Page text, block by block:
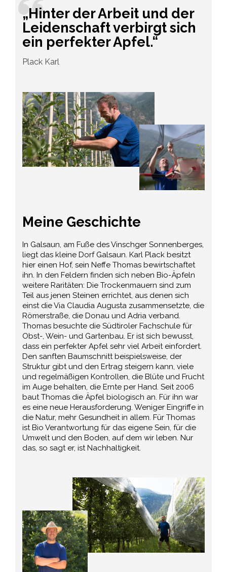
„Hinter der Arbeit und der
Leidenschaft verbirgt sich
ein perfekter Apfel.“
Plack Karl
Meine Geschichte
In Galsaun, am Fuße des Vinschger Sonnenberges,
liegt das kleine Dorf Galsaun. Karl Plack besitzt
hier einen Hof, sein Neffe Thomas bewirtschaftet
ihn. In den Feldern finden sich neben Bio-Äpfeln
weitere Raritäten: Die Trockenmauern sind zum
Teil aus jenen Steinen errichtet, aus denen sich
einst die Via Claudia Augusta zusammensetzte, die
Römerstraße, die Donau und Adria verband.
Thomas besuchte die Südtiroler Fachschule für
Obst-, Wein- und Gartenbau. Er ist sich bewusst,
dass ein perfekter Apfel sehr viel Arbeit einfordert.
Den sanften Baumschnitt beispielsweise, der
Struktur gibt und den Ertrag steigern kann, viele
und regelmäßigen Kontrollen, die Blüte und Frucht
im Auge behalten, die Ernte per Hand. Seit 2006
baut Thomas die Äpfel biologisch an. Für ihn war
es eine neue Herausforderung. Weniger Eingriffe in
die Natur, mehr Gesundheit in allem. Für Thomas
ist Bio Verantwortung für das eigene Sein, für die
Umwelt und den Boden, auf dem wir leben. Nur
das, so sagt er, ist Nachhaltigkeit.